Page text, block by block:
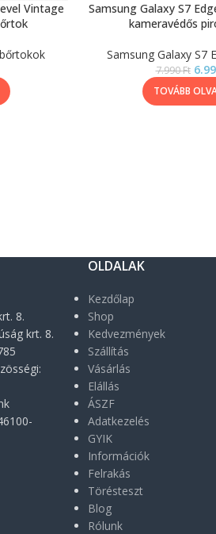
Vintage
Samsung Galaxy S7
kameravédős
Samsung Galaxy S7
7.990Ft
TOVÁBB
8.
krt. 8.
OLDALAK
Kezdőlap
Shop
Kedvezmények
Szállítás
Vásárlás
Elállás
ÁSZF
Adatkezelés
GYIK
Információk
Felrakás
Törésteszt
Blog
Rólunk